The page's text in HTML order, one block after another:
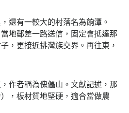
還有一較大的村落名為餉潭。
地郵差一路送信，固定會抵達那
，更接近排灣族交界。再往東，
作者稱為傀儡山。文獻記述，那
，板材質地堅硬，適合當做農